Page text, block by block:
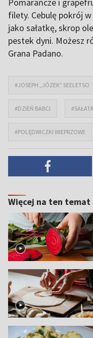
filety. Cebulę pokrój
jako sałatkę, skrop
pestek dyni. Możesz
Grana Padano.
#JOSEPH „JÓZEK” SEELETSO
#DZIEŃ BABCI
#POLĘDWICZKI WIEPRZOWE
Więcej na ten temat